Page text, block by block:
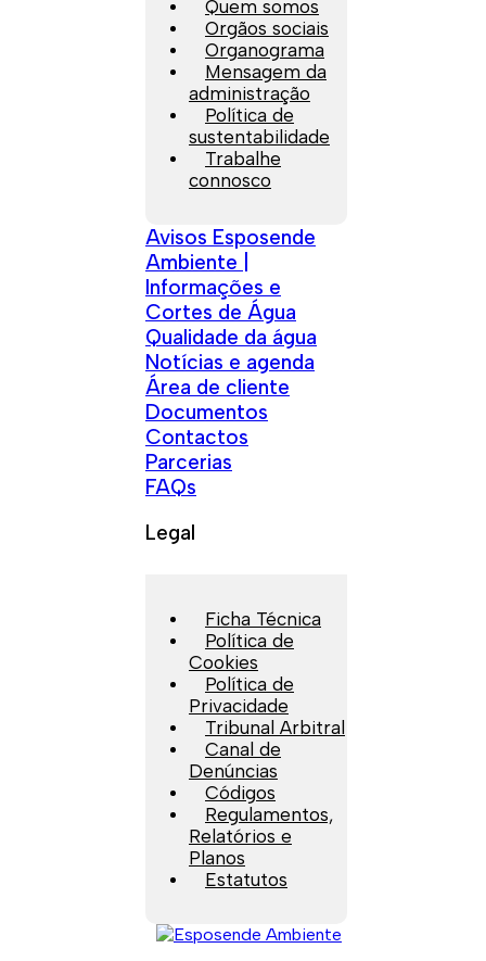
Quem somos
Orgãos sociais
Organograma
Mensagem da
administração
Política de
sustentabilidade
Trabalhe
connosco
Avisos Esposende
Ambiente |
Informações e
Cortes de Água
Qualidade da água
Notícias e agenda
Área de cliente
Documentos
Contactos
Parcerias
FAQs
Legal
Ficha Técnica
Política de
Cookies
Política de
Privacidade
Tribunal Arbitral
Canal de
Denúncias
Códigos
Regulamentos,
Relatórios e
Planos
Estatutos